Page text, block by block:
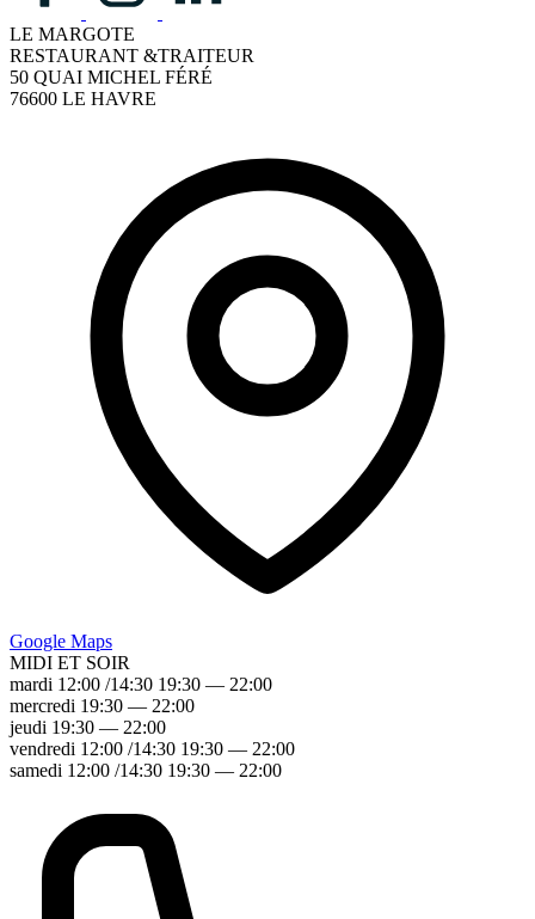
LE MARGOTE
RESTAURANT &TRAITEUR
50 QUAI MICHEL FÉRÉ
76600 LE HAVRE
Google Maps
MIDI ET SOIR
mardi 12:00 /14:30 19:30 — 22:00
mercredi 19:30 — 22:00
jeudi 19:30 — 22:00
vendredi 12:00 /14:30 19:30 — 22:00
samedi 12:00 /14:30 19:30 — 22:00